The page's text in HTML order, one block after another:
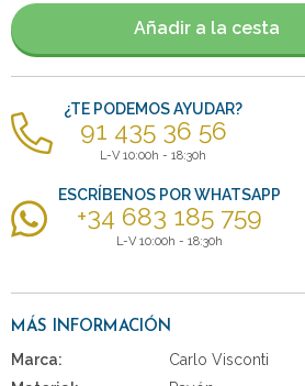
artículos
Añadir a la cesta
¿TE PODEMOS AYUDAR?
91 435 36 56
L-V 10:00h - 18:30h
ESCRÍBENOS POR WHATSAPP
+34 683 185 759
L-V 10:00h - 18:30h
MÁS INFORMACIÓN
Marca:
Carlo Visconti